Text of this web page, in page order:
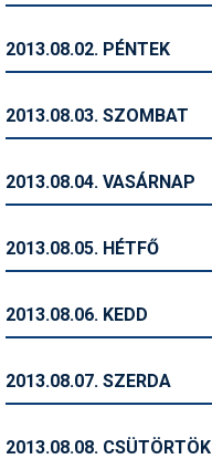
Ingatlan
Kerékpár
Magazinok
2013.08.02. PÉNTEK
2013.08.03. SZOMBAT
2013.08.04. VASÁRNAP
2013.08.05. HÉTFŐ
2013.08.06. KEDD
2013.08.07. SZERDA
2013.08.08. CSÜTÖRTÖK